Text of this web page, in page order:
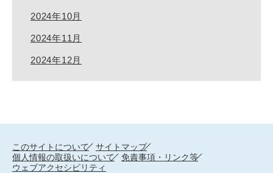
2024年10月
2024年11月
2024年12月
このサイトについて
サイトマップ
個人情報の取扱いについて
免責事項・リンク等
ウェブアクセシビリティ